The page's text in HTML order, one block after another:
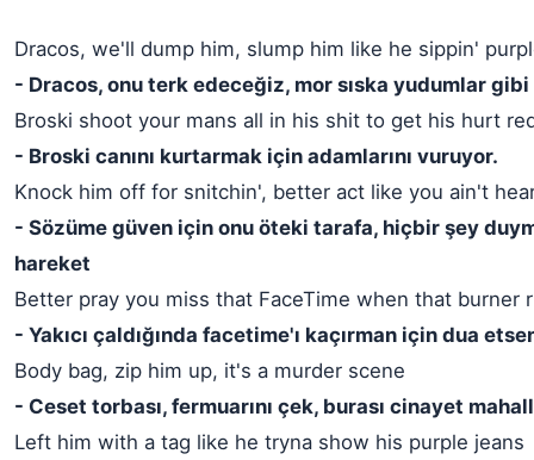
Dracos, we'll dump him, slump him like he sippin'
- Dracos, onu terk edeceğiz, mor sıska yudumlar
Broski shoot your mans all in his shit to get his hurt
- Broski canını kurtarmak için adamlarını vuruyor.
Knock him off for snitchin', better act like you ain't
- Sözüme güven için onu öteki tarafa, hiçbir şey
hareket
Better pray you miss that FaceTime when that burner
- Yakıcı çaldığında facetime'ı kaçırman için dua
Body bag, zip him up, it's a murder scene
- Ceset torbası, fermuarını çek, burası cinayet
Left him with a tag like he tryna show his purple jeans